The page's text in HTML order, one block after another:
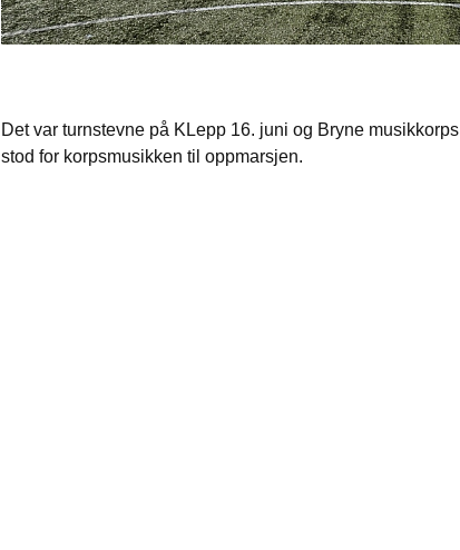
Det var turnstevne på KLepp 16. juni og Bryne musikkorps
stod for korpsmusikken til oppmarsjen.